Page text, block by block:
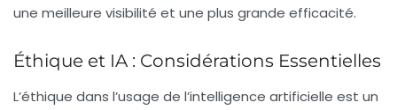
une meilleure visibilité et une plus grande efficacité.
Éthique et IA : Considérations Essentielles
L’éthique dans l’usage de l’intelligence artificielle est un